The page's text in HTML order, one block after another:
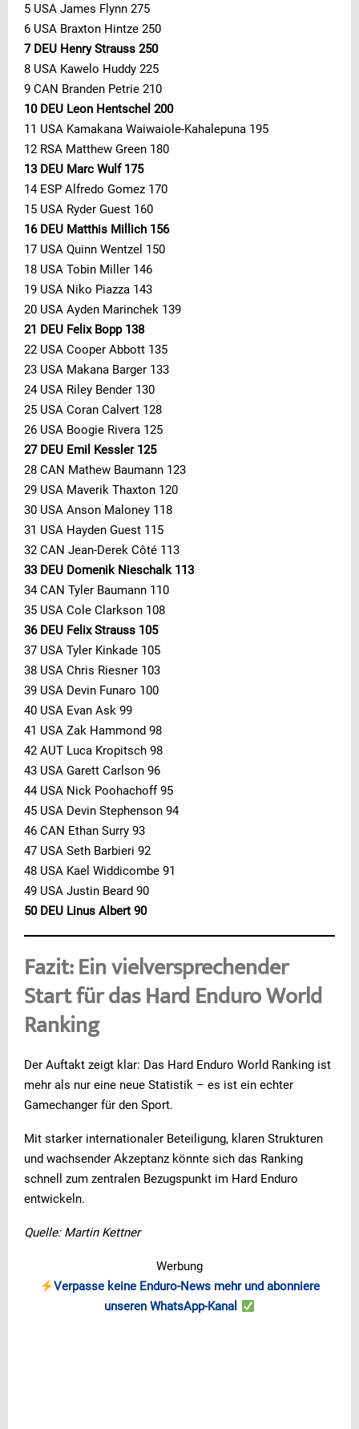
5 USA James Flynn 275
6 USA Braxton Hintze 250
7 DEU Henry Strauss 250
8 USA Kawelo Huddy 225
9 CAN Branden Petrie 210
10 DEU Leon Hentschel 200
11 USA Kamakana Waiwaiole-Kahalepuna 195
12 RSA Matthew Green 180
13 DEU Marc Wulf 175
14 ESP Alfredo Gomez 170
15 USA Ryder Guest 160
16 DEU Matthis Millich 156
17 USA Quinn Wentzel 150
18 USA Tobin Miller 146
19 USA Niko Piazza 143
20 USA Ayden Marinchek 139
21 DEU Felix Bopp 138
22 USA Cooper Abbott 135
23 USA Makana Barger 133
24 USA Riley Bender 130
25 USA Coran Calvert 128
26 USA Boogie Rivera 125
27 DEU Emil Kessler 125
28 CAN Mathew Baumann 123
29 USA Maverik Thaxton 120
30 USA Anson Maloney 118
31 USA Hayden Guest 115
32 CAN Jean-Derek Côté 113
33 DEU Domenik Nieschalk 113
34 CAN Tyler Baumann 110
35 USA Cole Clarkson 108
36 DEU Felix Strauss 105
37 USA Tyler Kinkade 105
38 USA Chris Riesner 103
39 USA Devin Funaro 100
40 USA Evan Ask 99
41 USA Zak Hammond 98
42 AUT Luca Kropitsch 98
43 USA Garett Carlson 96
44 USA Nick Poohachoff 95
45 USA Devin Stephenson 94
46 CAN Ethan Surry 93
47 USA Seth Barbieri 92
48 USA Kael Widdicombe 91
49 USA Justin Beard 90
50 DEU Linus Albert 90
Fazit: Ein vielversprechender
Start für das Hard Enduro World
Ranking
Der Auftakt zeigt klar: Das Hard Enduro World Ranking ist
mehr als nur eine neue Statistik – es ist ein echter
Gamechanger für den Sport.
Mit starker internationaler Beteiligung, klaren Strukturen
und wachsender Akzeptanz könnte sich das Ranking
schnell zum zentralen Bezugspunkt im Hard Enduro
entwickeln.
Quelle: Martin Kettner
Werbung
Verpasse keine Enduro-News mehr und abonniere
unseren WhatsApp-Kanal